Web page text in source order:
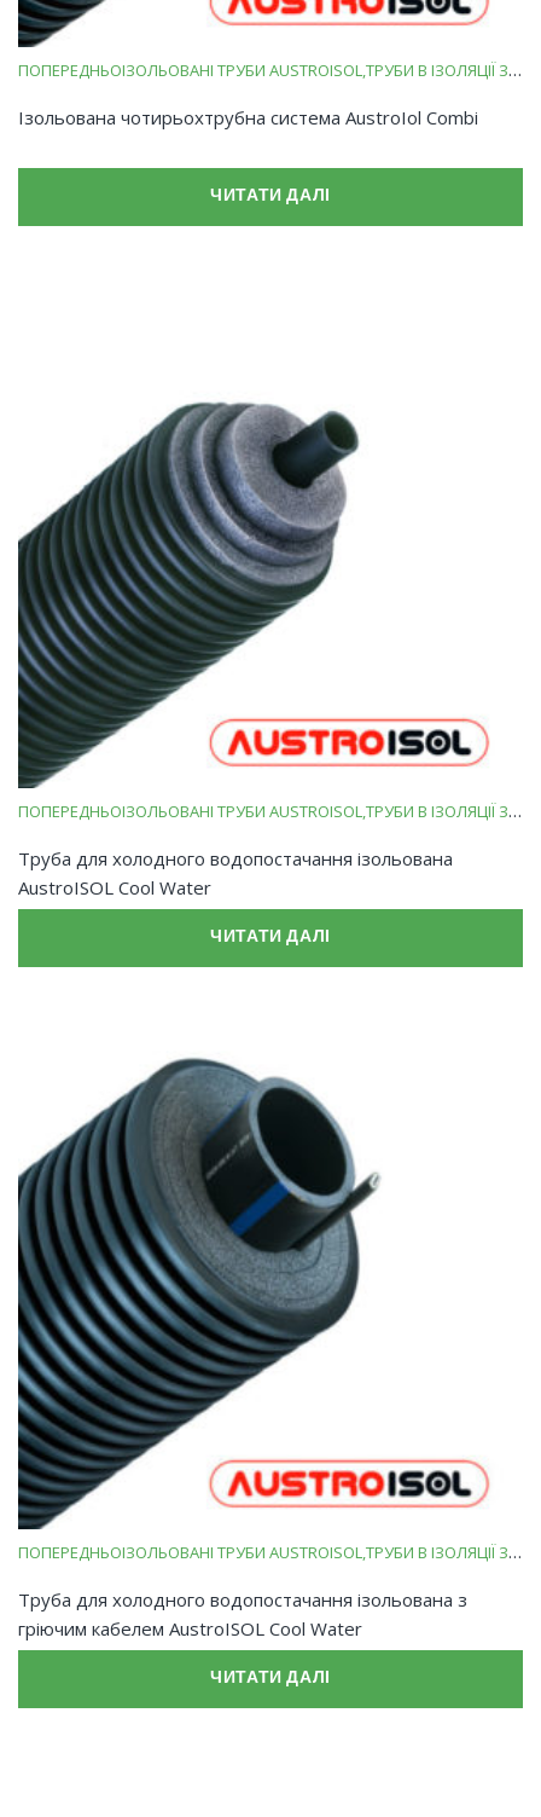
ПОПЕРЕДНЬОІЗОЛЬОВАНІ ТРУБИ AUSTROISOLТРУБИ В ІЗОЛЯЦІЇ ЗІ ВСПІНЕНОГО ПОЛІЕТИЛЕНУ
Ізольована чотирьохтрубна система AustroIol Combi
ЧИТАТИ ДАЛІ
ПОПЕРЕДНЬОІЗОЛЬОВАНІ ТРУБИ AUSTROISOLТРУБИ В ІЗОЛЯЦІЇ ЗІ ВСПІНЕНОГО ПОЛІЕТИЛЕНУ
Труба для холодного водопостачання ізольована
AustroISOL Cool Water
ЧИТАТИ ДАЛІ
ПОПЕРЕДНЬОІЗОЛЬОВАНІ ТРУБИ AUSTROISOLТРУБИ В ІЗОЛЯЦІЇ ЗІ ВСПІНЕНОГО ПОЛІЕТИЛЕНУ
Труба для холодного водопостачання ізольована з
гріючим кабелем AustroISOL Cool Water
ЧИТАТИ ДАЛІ